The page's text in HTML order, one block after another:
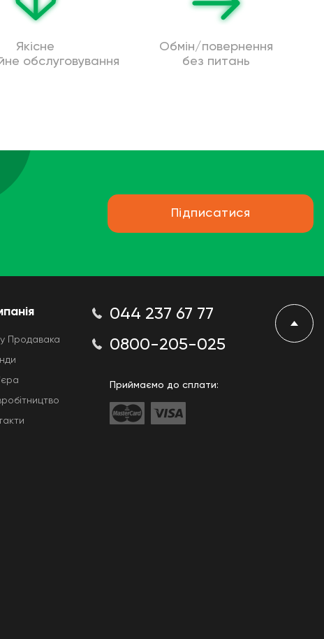
Якісне
обслуговування
Обмін/повернення
без питань
Підписатися
Продавака
044 237 67 77
0800-205-025
Приймаємо до сплати: